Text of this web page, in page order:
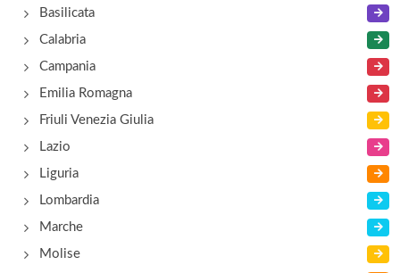
Basilicata
Calabria
Campania
Emilia Romagna
Friuli Venezia Giulia
Lazio
Liguria
Lombardia
Marche
Molise